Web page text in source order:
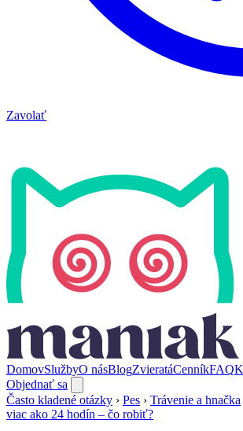
Zavolať
DomovSlužbyO násBlogZvieratáCenníkFAQ
Objednať sa
Často kladené otázky › Pes › Trávenie a hnačka
viac ako 24 hodín – čo robiť?